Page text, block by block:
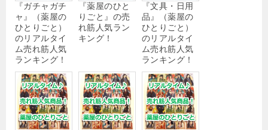
『ガチャガチ
ャ』（薬屋の
ひとりごと）
のリアルタイ
ム売れ筋人気
ランキング！
『薬屋のひと
りごと』の売
れ筋人気ラン
キング！
『文具・日用
品』（薬屋の
ひとりごと）
のリアルタイ
ム売れ筋人気
ランキング！